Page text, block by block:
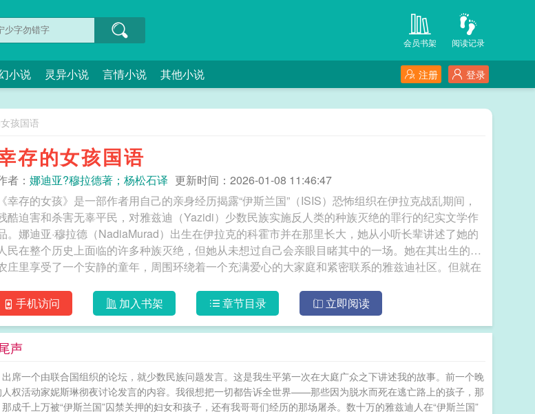
阅读记录
会员书架
小说 灵异小说 言情小说 其他小说 登录
注册
孩国语
存的女孩国语
者： 娜迪亚?穆拉德著；杨松石译 更新时间：2026-01-08 11:46:47
《幸存的女孩》是一部作者用自己的亲身经历揭露“伊斯兰国”（ISIS）恐怖组织在伊拉克战乱期间，
酷迫害和杀害无辜平民，对雅兹迪（Yazidi）少数民族实施反人类的种族灭绝的罪行的纪实文学作
。娜迪亚·穆拉德（NadiaMurad）出生在伊拉克的科霍市并在那里长大，她从小听长辈讲述了她的
民在整个历史上面临的许多种族灭绝，但她从未想过自己会亲眼目睹其中的一场。她在其出生的小
庄里享受了一个安静的童年，周围环绕着一个充满爱心的大家庭和紧密联系的雅兹迪社区。但就在
候，ISIS武装分子围困了科霍市，并无可挽回地改变了镇上每个人的生活。在他们的村长宣布他的人
不顾暴力和死亡的威胁拒绝皈依ISIS所宣扬的“伊斯兰”教后，科霍市的人被围捕、枪杀并埋葬在万
坟墓中，而他们的母亲、姐妹、妻子、女儿和年幼的儿子不仅亲眼目睹了这一切，还陷入更加残酷
手机访问 加入书架 章节目录 立即阅读
声
席一个由联合国组织的论坛，就少数民族问题发言。这是我生平第一次在大庭广众之下讲述我的故事。前一个晚
权活动家妮斯琳彻夜讨论发言的内容。我很想把一切都告诉全世界——那些因为脱水而死在逃亡路上的孩子，那
成千上万被“伊斯兰国”囚禁关押的妇女和孩子，还有我哥哥们经历的那场屠杀。数十万的雅兹迪人在“伊斯兰国”